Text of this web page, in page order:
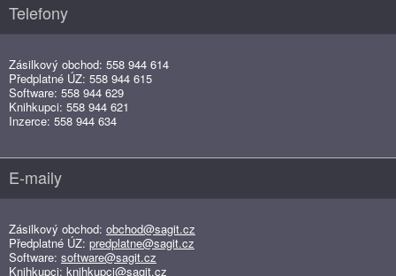
Telefony
Zásilkový obchod: 558 944 614
Předplatné ÚZ: 558 944 615
Software: 558 944 629
Knihkupci: 558 944 621
Inzerce: 558 944 634
E-maily
Zásilkový obchod: obchod@sagit.cz
Předplatné ÚZ: predplatne@sagit.cz
Software: software@sagit.cz
Knihkupci: knihkupci@sagit.cz